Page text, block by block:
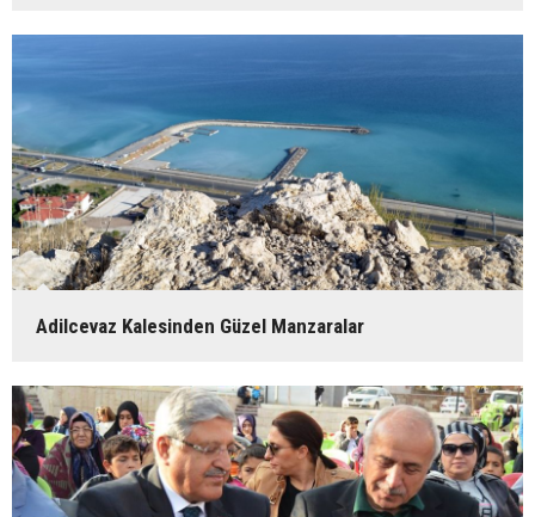
Adilcevaz Kalesinden Güzel Manzaralar